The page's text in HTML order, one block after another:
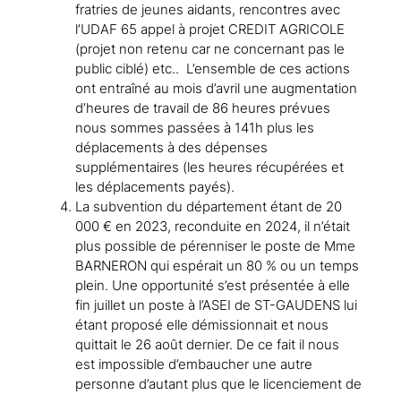
fratries de jeunes aidants, rencontres avec
l’UDAF 65 appel à projet CREDIT AGRICOLE
(projet non retenu car ne concernant pas le
public ciblé) etc.. L’ensemble de ces actions
ont entraîné au mois d’avril une augmentation
d’heures de travail de 86 heures prévues
nous sommes passées à 141h plus les
déplacements à des dépenses
supplémentaires (les heures récupérées et
les déplacements payés).
La subvention du département étant de 20
000 € en 2023, reconduite en 2024, il n’était
plus possible de pérenniser le poste de Mme
BARNERON qui espérait un 80 % ou un temps
plein. Une opportunité s’est présentée à elle
fin juillet un poste à l’ASEI de ST-GAUDENS lui
étant proposé elle démissionnait et nous
quittait le 26 août dernier. De ce fait il nous
est impossible d’embaucher une autre
personne d’autant plus que le licenciement de